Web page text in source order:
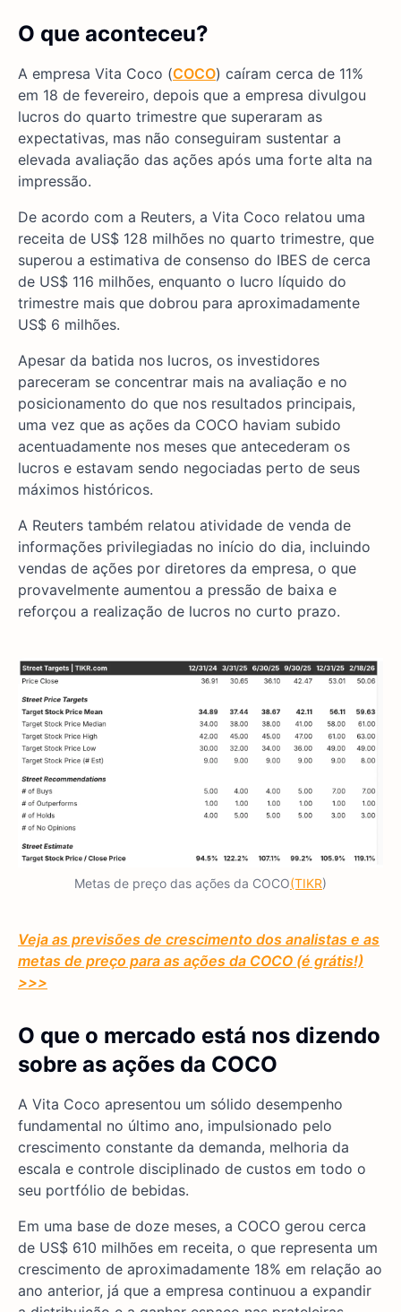
O que aconteceu?
A empresa Vita Coco (COCO) caíram cerca de 11%
em 18 de fevereiro, depois que a empresa divulgou
lucros do quarto trimestre que superaram as
expectativas, mas não conseguiram sustentar a
elevada avaliação das ações após uma forte alta na
impressão.
De acordo com a Reuters, a Vita Coco relatou uma
receita de US$ 128 milhões no quarto trimestre, que
superou a estimativa de consenso do IBES de cerca
de US$ 116 milhões, enquanto o lucro líquido do
trimestre mais que dobrou para aproximadamente
US$ 6 milhões.
Apesar da batida nos lucros, os investidores
pareceram se concentrar mais na avaliação e no
posicionamento do que nos resultados principais,
uma vez que as ações da COCO haviam subido
acentuadamente nos meses que antecederam os
lucros e estavam sendo negociadas perto de seus
máximos históricos.
A Reuters também relatou atividade de venda de
informações privilegiadas no início do dia, incluindo
vendas de ações por diretores da empresa, o que
provavelmente aumentou a pressão de baixa e
reforçou a realização de lucros no curto prazo.
Metas de preço das ações da COCO(TIKR)
Veja as previsões de crescimento dos analistas e as
metas de preço para as ações da COCO (é grátis!)
>>>
O que o mercado está nos dizendo
sobre as ações da COCO
A Vita Coco apresentou um sólido desempenho
fundamental no último ano, impulsionado pelo
crescimento constante da demanda, melhoria da
escala e controle disciplinado de custos em todo o
seu portfólio de bebidas.
Em uma base de doze meses, a COCO gerou cerca
de US$ 610 milhões em receita, o que representa um
crescimento de aproximadamente 18% em relação ao
ano anterior, já que a empresa continuou a expandir